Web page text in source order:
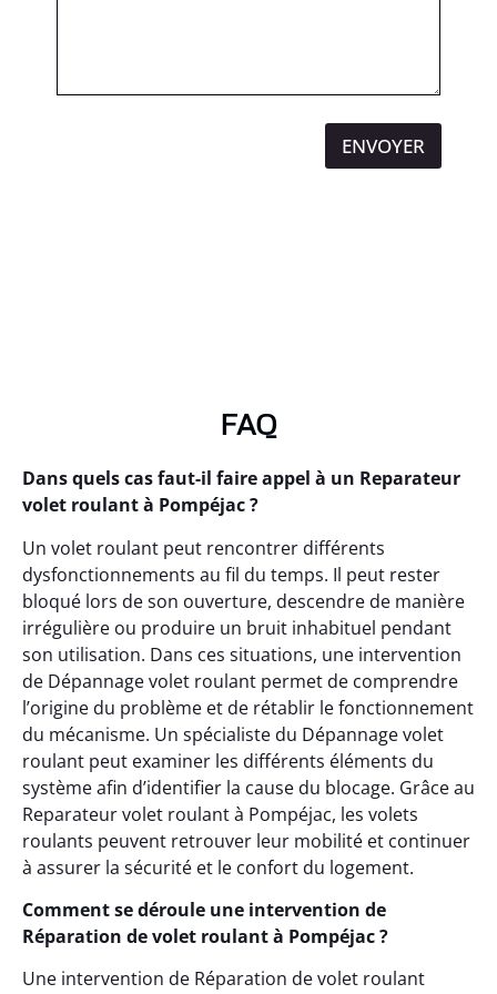
ENVOYER
FAQ
Dans quels cas faut-il faire appel à un Reparateur
volet roulant à Pompéjac ?
Un volet roulant peut rencontrer différents
dysfonctionnements au fil du temps. Il peut rester
bloqué lors de son ouverture, descendre de manière
irrégulière ou produire un bruit inhabituel pendant
son utilisation. Dans ces situations, une intervention
de Dépannage volet roulant permet de comprendre
l’origine du problème et de rétablir le fonctionnement
du mécanisme. Un spécialiste du Dépannage volet
roulant peut examiner les différents éléments du
système afin d’identifier la cause du blocage. Grâce au
Reparateur volet roulant à Pompéjac, les volets
roulants peuvent retrouver leur mobilité et continuer
à assurer la sécurité et le confort du logement.
Comment se déroule une intervention de
Réparation de volet roulant à Pompéjac ?
Une intervention de Réparation de volet roulant